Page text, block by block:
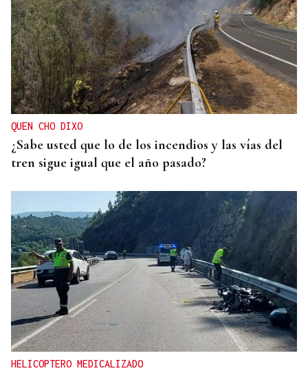
QUEN CHO DIXO
¿Sabe usted que lo de los incendios y las vías del
tren sigue igual que el año pasado?
HELICOPTERO MEDICALIZADO